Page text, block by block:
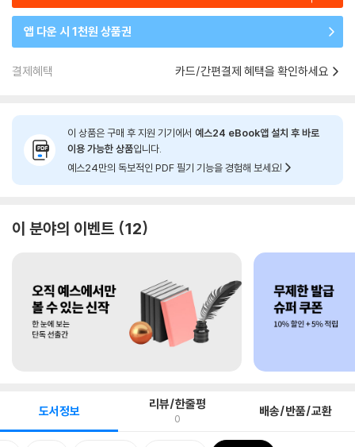
앱 다운 시 1천원 상품권
결제혜택 카드/간편결제 혜택을 확인하세요
이 상품은 구매 후 지원 기기에서 예스24 eBook앱 설치 후 바로
이용 가능한 상품입니다.
예스24만의 독보적인 PDF 필기 기능을 경험해 보세요!
이 분야의 이벤트 12
도서정보 리뷰/한줄평
0 배송/반품/교환